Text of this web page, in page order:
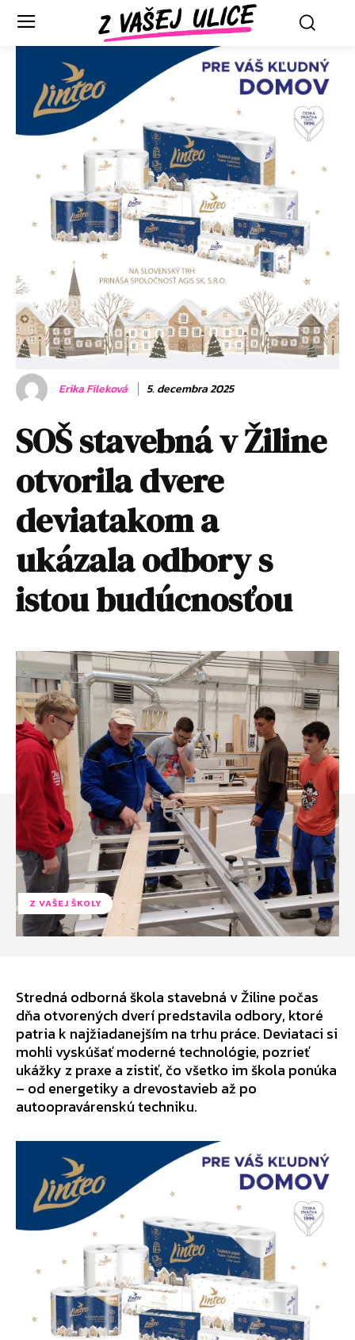
Erika Fileková 5. decembra 2025
SOŠ stavebná v Žiline
otvorila dvere
deviatakom a
ukázala odbory s
istou budúcnosťou
Z VAŠEJ ŠKOLY
Stredná odborná škola stavebná v Žiline počas
dňa otvorených dverí predstavila odbory, ktoré
patria k najžiadanejším na trhu práce. Deviataci si
mohli vyskúšať moderné technológie, pozrieť
ukážky z praxe a zistiť, čo všetko im škola ponúka
– od energetiky a drevostavieb až po
autoopravárenskú techniku.